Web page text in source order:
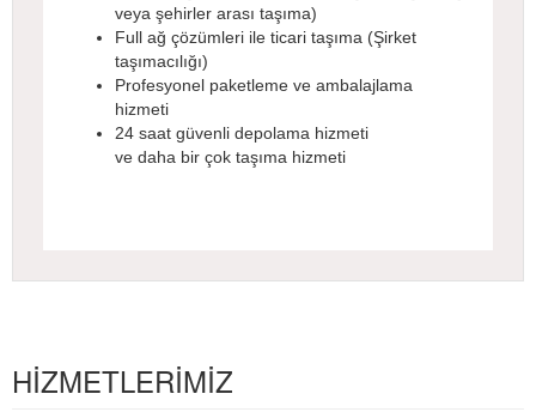
veya şehirler arası taşıma)
Full ağ çözümleri ile ticari taşıma (Şirket
taşımacılığı)
Profesyonel paketleme ve ambalajlama
hizmeti
24 saat güvenli depolama hizmeti
ve daha bir çok taşıma hizmeti
HİZMETLERİMİZ